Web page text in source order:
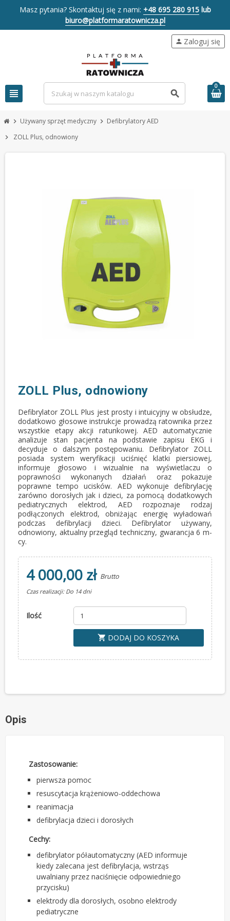
Masz pytania? Skontaktuj się z nami: +48 695 280 915lub
biuro@platformaratownicza.pl
view_headline search
person Zaloguj się
0
chevron_right Używany sprzęt medyczny chevron_right Defibrylatory AED
chevron_right ZOLL Plus, odnowiony
ZOLL Plus, odnowiony
Defibrylator ZOLL Plus jest prosty i intuicyjny w obsłudze,
dodatkowo głosowe instrukcje prowadzą ratownika przez
wszystkie etapy akcji ratunkowej. AED automatycznie
analizuje stan pacjenta na podstawie zapisu EKG i
decyduje o dalszym postępowaniu. Defibrylator ZOLL
posiada system weryfikacji uciśnięć klatki piersiowej,
informuje głosowo i wizualnie na wyświetlaczu o
poprawności wykonanych działań oraz pokazuje
poprawne tempo ucisków. AED wykonuje defibrylację
zarówno dorosłych jak i dzieci, za pomocą dodatkowych
pediatrycznych elektrod, AED rozpoznaje rodzaj
podłączonych elektrod, obniżając energię wyładowań
podczas defibrylacji dzieci. Defibrylator używany,
odnowiony, aktualny przegląd techniczny, gwarancja 6 m-
cy.
4 000,00 zł Brutto
Czas realizacji: Do 14 dni
Ilość
shopping_cart DODAJ DO KOSZYKA
Opis
Zastosowanie:
pierwsza pomoc
resuscytacja krążeniowo-oddechowa
reanimacja
defibrylacja dzieci i dorosłych
Cechy:
defibrylator półautomatyczny (AED informuje
kiedy zalecana jest defibrylacja, wstrząs
uwalniany przez naciśnięcie odpowiedniego
przycisku)
elektrody dla dorosłych, osobno elektrody
pediatryczne